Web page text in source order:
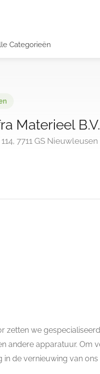
Categorieën
Materieel B.V.
7711 GS Nieuwleusen
zetten we
andere apparatuur. Om
de vernieuwing van ons